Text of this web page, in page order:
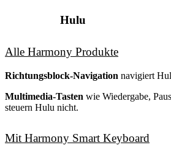
Hulu
Alle Harmony Produkte
Richtungsblock-Navigation navigiert
Multimedia-Tasten wie Wiedergabe,
steuern Hulu nicht.
Mit Harmony Smart Keyboard